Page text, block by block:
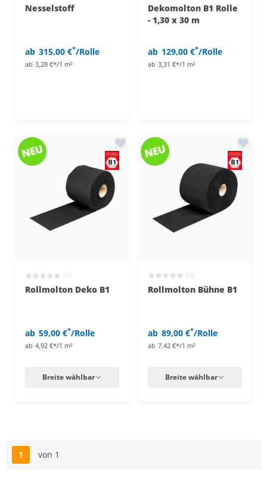
Nesselstoff
ab 315,00 €*/Rolle
ab 3,28 €*/1 m²
Dekomolton B1 Rolle
- 1,30 x 30 m
ab 129,00 €*/Rolle
ab 3,31 €*/1 m²
(0)
Rollmolton Deko B1
ab 59,00 €*/Rolle
ab 4,92 €*/1 m²
Breite wählbar
(0)
Rollmolton Bühne B1
ab 89,00 €*/Rolle
ab 7,42 €*/1 m²
Breite wählbar
Seite
1 von 1